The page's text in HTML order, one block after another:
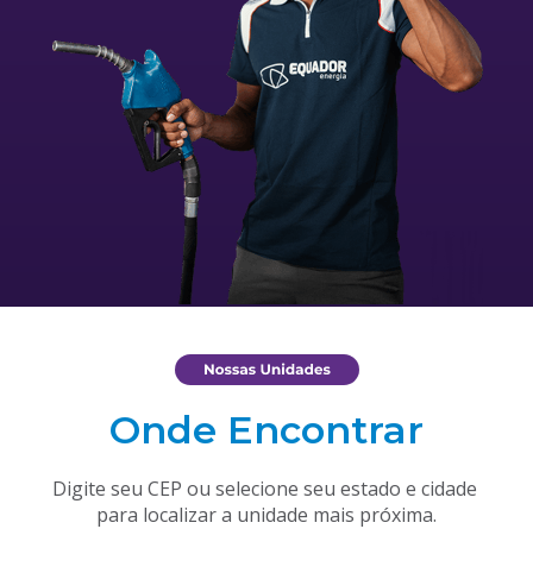
Onde Encontrar
Digite seu CEP ou selecione seu estado e cidade
para localizar a unidade mais próxima.